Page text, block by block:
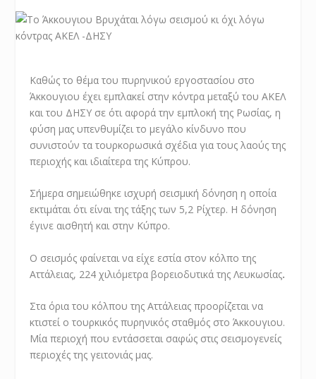
Καθώς το θέμα του πυρηνικού εργοστασίου στο
Άκκουγιου έχει εμπλακεί στην κόντρα μεταξύ του ΑΚΕΛ
και του ΔΗΣΥ σε ότι αφορά την εμπλοκή της Ρωσίας, η
φύση μας υπενθυμίζει το μεγάλο κίνδυνο που
συνιστούν τα τουρκορωσικά σχέδια για τους λαούς της
περιοχής και ιδιαίτερα της Κύπρου.
Σήμερα σημειώθηκε ισχυρή σεισμική δόνηση η οποία
εκτιμάται ότι είναι της τάξης των 5,2 Ρίχτερ. Η δόνηση
έγινε αισθητή και στην Κύπρο.
Ο σεισμός φαίνεται να είχε εστία στον κόλπο της
Αττάλειας, 224 χιλιόμετρα βορειοδυτικά της Λευκωσίας.
Στα όρια του κόλπου της Αττάλειας προορίζεται να
κτιστεί ο τουρκικός πυρηνικός σταθμός στο Άκκουγιου.
Μία περιοχή που εντάσσεται σαφώς στις σεισμογενείς
περιοχές της γειτονιάς μας.